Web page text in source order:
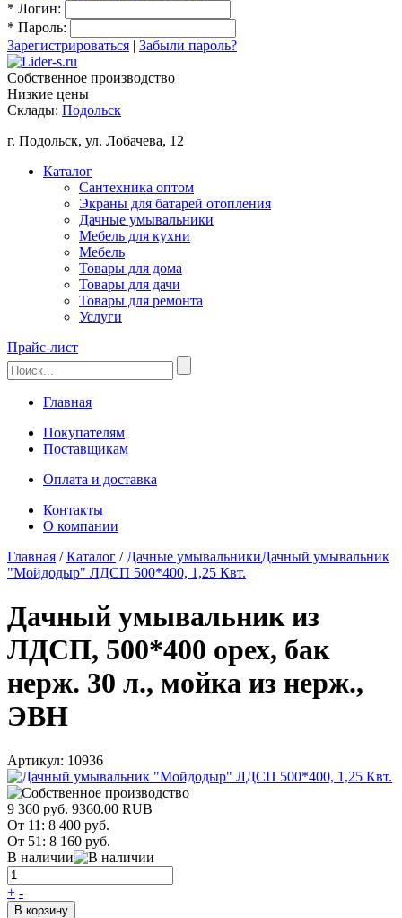
* Логин:
* Пароль:
Зарегистрироваться | Забыли пароль?
Собственное производство
Низкие цены
Склады: Подольск
г. Подольск, ул. Лобачева, 12
Каталог
Сантехника оптом
Экраны для батарей отопления
Дачные умывальники
Мебель для кухни
Мебель
Товары для дома
Товары для дачи
Товары для ремонта
Услуги
Прайс-лист
Главная
Покупателям
Поставщикам
Оплата и доставка
Контакты
О компании
Главная /Каталог / Дачные умывальникиДачный умывальник
"Мойдодыр" ЛДСП 500*400, 1,25 Квт.
Дачный умывальник из
ЛДСП, 500*400 орех, бак
нерж. 30 л., мойка из нерж.,
ЭВН
Артикул: 10936
9 360 руб. 9360.00 RUB
От 11: 8 400 руб.
От 51: 8 160 руб.
В наличии
+ -
В корзину